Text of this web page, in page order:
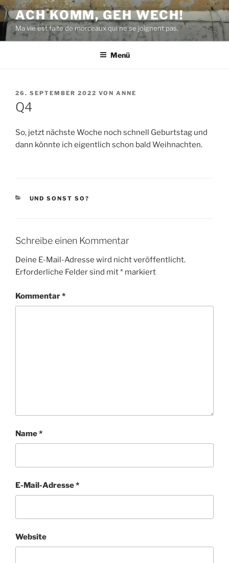
Zum
Inhalt
springen
ACH KOMM, GEH WECH!
Ma vie est faite de morceaux qui ne se joignent pas.
Menü
VERÖFFENTLICHT
AM
26. SEPTEMBER 2022 VON ANNE
Q4
So, jetzt nächste Woche noch schnell Geburtstag und
dann könnte ich eigentlich schon bald Weihnachten.
KATEGORIEN
UND SONST SO?
Schreibe einen Kommentar
Deine E-Mail-Adresse wird nicht veröffentlicht.
Erforderliche Felder sind mit* markiert
Kommentar*
Name*
E-Mail-Adresse*
Website